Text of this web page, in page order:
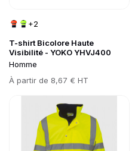
T-shirt Bicolore Haute
Visibilité - YOKO YHVJ400
Homme
Prix
À partir de 8,67 € HT
+2
Go to product page